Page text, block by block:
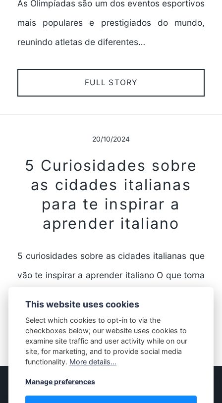
As Olimpíadas são um dos eventos esportivos
mais populares e prestigiados do mundo,
reunindo atletas de diferentes…
FULL STORY
20/10/2024
5 Curiosidades sobre
as cidades italianas
para te inspirar a
aprender italiano
5 curiosidades sobre as cidades italianas que
vão te inspirar a aprender italiano O que torna
FULL STORY
This website uses cookies
Select which cookies to opt-in to via the
checkboxes below; our website uses cookies to
examine site traffic and user activity while on our
site, for marketing, and to provide social media
functionality. More details...
Manage preferences